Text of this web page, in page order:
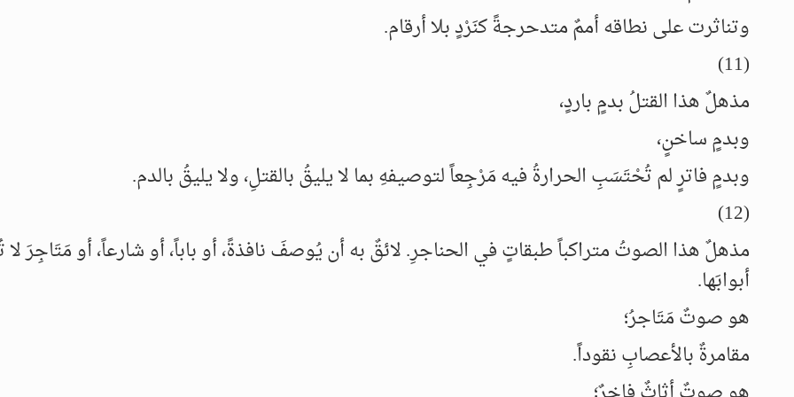
وتناثرت على نطاقه أممٌ متدحرجةً كنَرْدٍ بلا أرقام.
(11)
مذهلٌ هذا القتلُ بدمٍ باردٍ،
وبدمٍ ساخنٍ،
وبدمٍ فاترٍ لم تُحْتَسَبِ الحرارةُ فيه مَرْجِعاً لتوصيفهِ بما لا يليقُ بالقتلِ، ولا يليقُ بالدم.
(12)
مذهلٌ هذا الصوتُ متراكباً طبقاتٍ في الحناجرِ. لائقٌ به أن يُوصفَ نافذةً، أو باباً، أو شارعاً، أو مَتَاجِرَ لا
أبوابَها.
هو صوتٌ مَتَاجرُ؛
مقامرةٌ بالأعصابِ نقوداً.